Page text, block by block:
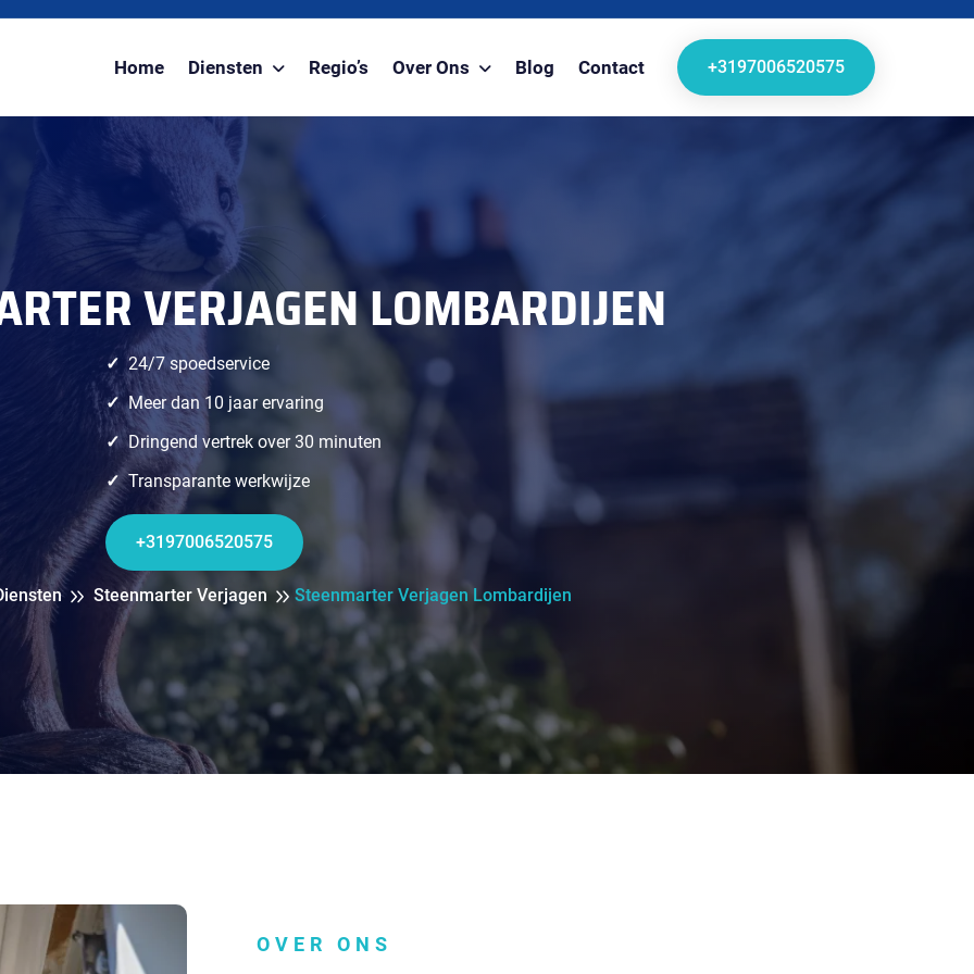
Home Diensten Regio’s Over Ons Blog Contact +3197006520575
VERJAGEN LOMBARDIJEN
24/7 spoedservice
Meer dan 10 jaar ervaring
Dringend vertrek over 30 minuten
Transparante werkwijze
+3197006520575
Steenmarter Verjagen Steenmarter Verjagen Lombardijen
OVER ONS